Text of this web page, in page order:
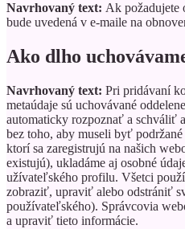
Navrhovaný text: Ak požadujete
bude uvedená v e-maile na
Ako dlho
Navrhovaný text: Pri pridávaní
metaúdaje sú uchovávané
automaticky rozpoznať a schváliť
bez toho, aby museli byť podržané
ktorí sa zaregistrujú na našich
existujú), ukladáme aj osobné
užívateľského profilu. Všetci
zobraziť, upraviť alebo odstrániť
používateľského). Správcovia
a upraviť tieto informácie.